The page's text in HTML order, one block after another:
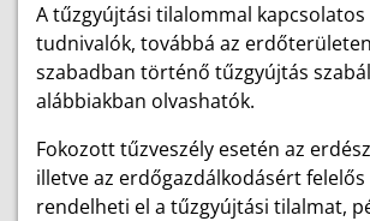
A tűzgyújtási tilalommal
tudnivalók, továbbá az
szabadban történő tűzgyújtás
alábbiakban olvashatók.
Fokozott tűzveszély esetén az
illetve az erdőgazdálkodásért
rendelheti el a tűzgyújtási tilalmat,